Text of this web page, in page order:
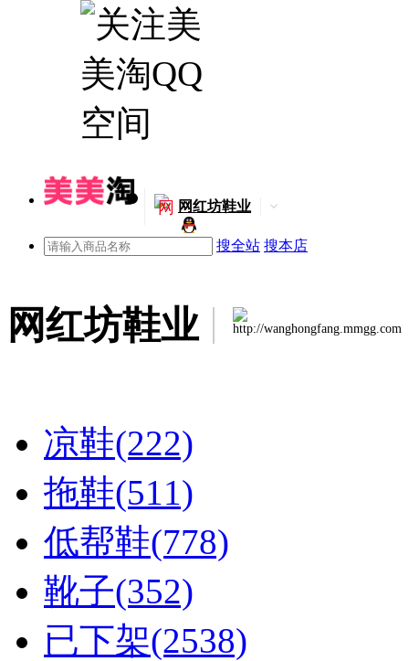
网 网红坊鞋业
搜全站 搜本店
网红坊鞋业 http://wanghongfang.mmgg.com
凉鞋(222)
拖鞋(511)
低帮鞋(778)
靴子(352)
已下架(2538)